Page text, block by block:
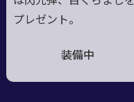
プレゼント。
装備中